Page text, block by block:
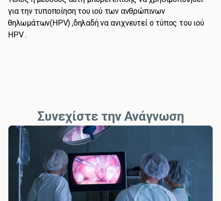
για την τυποποίηση του ιού των ανθρώπινων
θηλωμάτων(HPV) ,δηλαδή να ανιχνευτεί ο τύπος του ιού
HPV .
Συνεχίστε την Ανάγνωση